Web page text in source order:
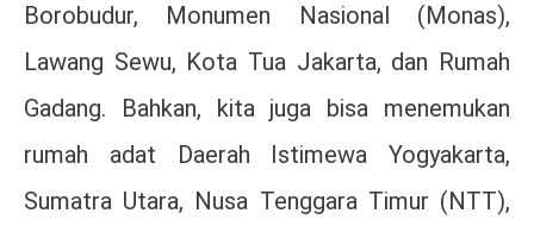
Borobudur, Monumen Nasional (Monas),
Lawang Sewu, Kota Tua Jakarta, dan Rumah
Gadang. Bahkan, kita juga bisa menemukan
rumah adat Daerah Istimewa Yogyakarta,
Sumatra Utara, Nusa Tenggara Timur (NTT),